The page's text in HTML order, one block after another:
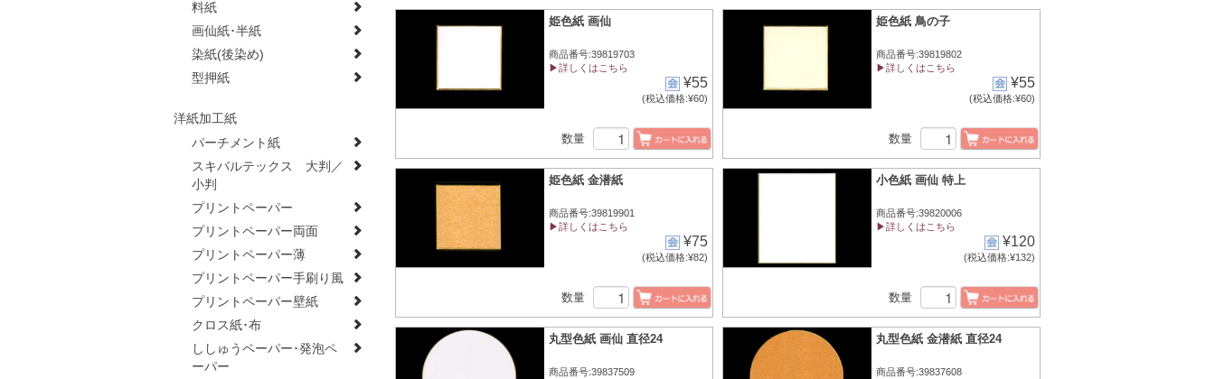
料紙
画仙紙･半紙
染紙(後染め)
型押紙
洋紙加工紙
パーチメント紙
スキバルテックス 大判／
小判
プリントペーパー
プリントペーパー両面
プリントペーパー薄
プリントペーパー手刷り風
プリントペーパー壁紙
クロス紙･布
ししゅうペーパー･発泡ペ
ーパー
姫色紙 画仙
商品番号:39819703
▶詳しくはこちら
¥55
(税込価格:¥60)
数量
姫色紙 鳥の子
商品番号:39819802
▶詳しくはこちら
¥55
(税込価格:¥60)
数量
姫色紙 金潜紙
商品番号:39819901
▶詳しくはこちら
¥75
(税込価格:¥82)
数量
小色紙 画仙 特上
商品番号:39820006
▶詳しくはこちら
¥120
(税込価格:¥132)
数量
丸型色紙 画仙 直径24
商品番号:39837509
丸型色紙 金潜紙 直径24
商品番号:39837608